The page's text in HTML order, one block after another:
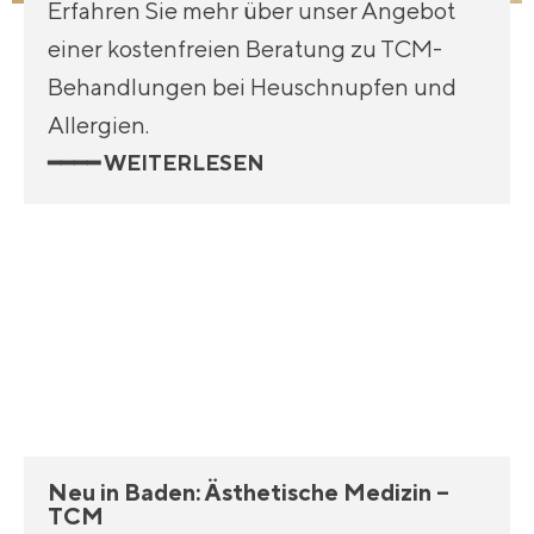
Erfahren Sie mehr über unser Angebot
einer kostenfreien Beratung zu TCM-
Behandlungen bei Heuschnupfen und
Allergien.
━━━━ WEITERLESEN
Neu in Baden: Ästhetische Medizin –
TCM